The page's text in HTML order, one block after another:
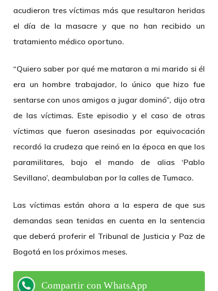
acudieron tres víctimas más que resultaron heridas
el día de la masacre y que no han recibido un
tratamiento médico oportuno.
“Quiero saber por qué me mataron a mi marido si él
era un hombre trabajador, lo único que hizo fue
sentarse con unos amigos a jugar dominó”, dijo otra
de las víctimas. Este episodio y el caso de otras
víctimas que fueron asesinadas por equivocación
recordó la crudeza que reinó en la época en que los
paramilitares, bajo el mando de alias ‘Pablo
Sevillano’, deambulaban por la calles de Tumaco.
Las víctimas están ahora a la espera de que sus
demandas sean tenidas en cuenta en la sentencia
que deberá proferir el Tribunal de Justicia y Paz de
Bogotá en los próximos meses.
Compartir con WhatsApp